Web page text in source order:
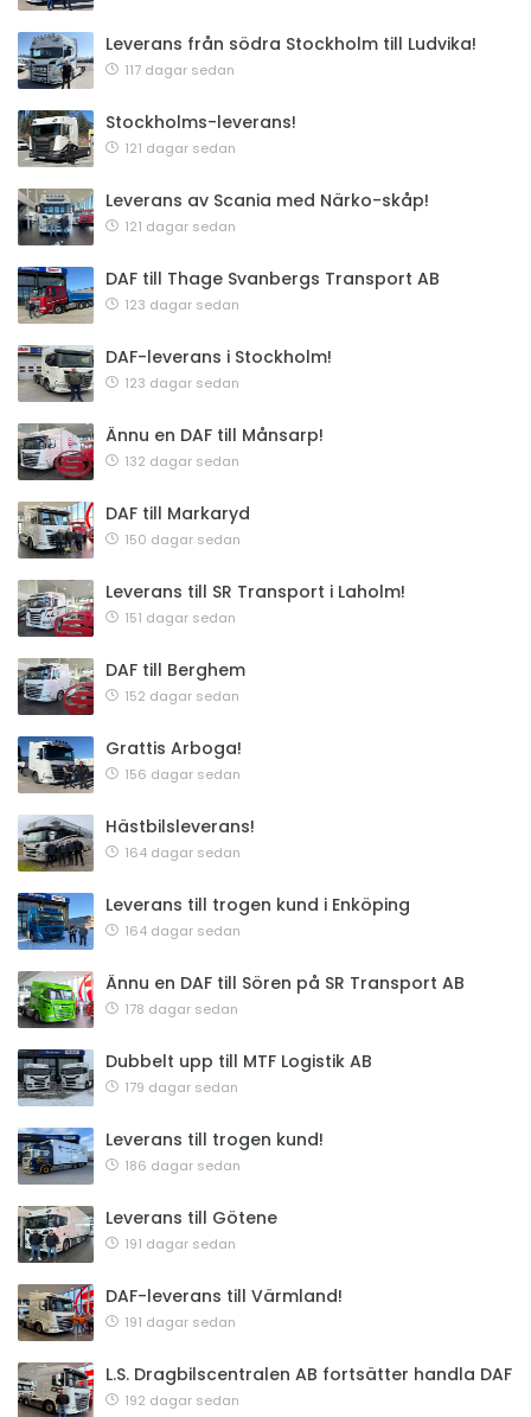
Leverans från södra Stockholm till Ludvika!
117 dagar sedan
Stockholms-leverans!
121 dagar sedan
Leverans av Scania med Närko-skåp!
121 dagar sedan
DAF till Thage Svanbergs Transport AB
123 dagar sedan
DAF-leverans i Stockholm!
123 dagar sedan
Ännu en DAF till Månsarp!
132 dagar sedan
DAF till Markaryd
150 dagar sedan
Leverans till SR Transport i Laholm!
151 dagar sedan
DAF till Berghem
152 dagar sedan
Grattis Arboga!
156 dagar sedan
Hästbilsleverans!
164 dagar sedan
Leverans till trogen kund i Enköping
164 dagar sedan
Ännu en DAF till Sören på SR Transport AB
178 dagar sedan
Dubbelt upp till MTF Logistik AB
179 dagar sedan
Leverans till trogen kund!
186 dagar sedan
Leverans till Götene
191 dagar sedan
DAF-leverans till Värmland!
191 dagar sedan
L.S. Dragbilscentralen AB fortsätter handla DAF
192 dagar sedan